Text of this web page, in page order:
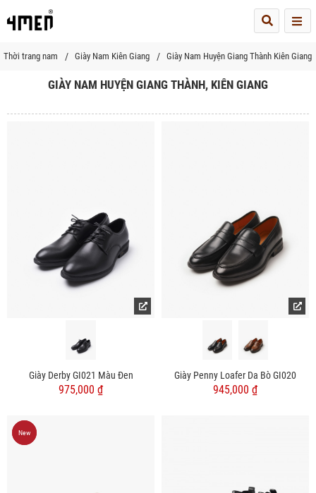
Thời trang nam Giày Nam Kiên Giang Giày Nam Huyện Giang Thành Kiên Giang
GIÀY NAM HUYỆN GIANG THÀNH, KIÊN GIANG
Giày Derby GI021 Màu Đen
975,000 ₫
Giày Penny Loafer Da Bò GI020
945,000 ₫
New
New